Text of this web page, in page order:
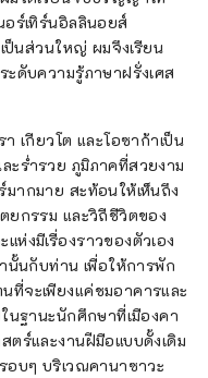
ร์เทิร์นอิลลินอยส์
ป็นส่วนใหญ่ ผมจึงเรียน
ดับความรู้ภาษาฝรั่งเศส
เกียวโต และโอซาก้าเป็น
ะร่ำรวย ภูมิภาคที่สวยงาม
ากมาย สะท้อนให้เห็นถึง
ยกรรม และวิถีชีวิตของ
งมีเรื่องราวของตัวเอง
นั้นกับท่าน เพื่อให้การพัก
จะเพียงแค่ชมอาคารและ
นฐานะนักศึกษาที่เมืองคา
ตร์และงานฝีมือแบบดั้งเดิม
อบๆ บริเวณคานาซาวะ